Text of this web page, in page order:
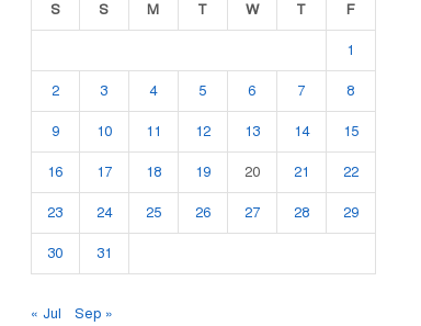
S
S M T W T F
1
2 3 4 5 6 7 8
9 10 11 12 13 14 15
16 17 18 19 20 21 22
23 24 25 26 27 28 29
30 31
« Jul Sep »